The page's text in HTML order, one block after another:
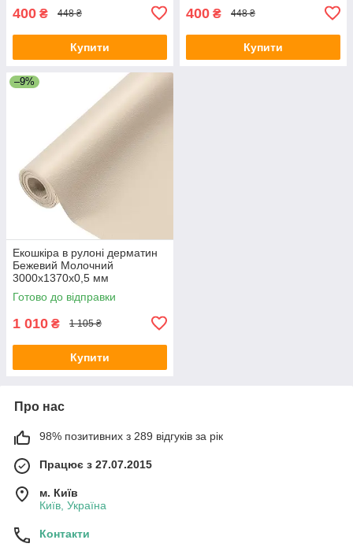
400 ₴ 448 ₴
Купити
400 ₴ 448 ₴
Купити
–9%
Екошкіра в рулоні дерматин
Бежевий Молочний
3000х1370х0,5 мм
самоклеючий шкірозамінник
для меблів
Готово до відправки
1 010 ₴ 1 105 ₴
Купити
Про нас
98% позитивних з 289 відгуків за рік
Працює з 27.07.2015
м. Київ
Київ, Україна
Контакти